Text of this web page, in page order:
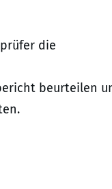
die
beurteilen